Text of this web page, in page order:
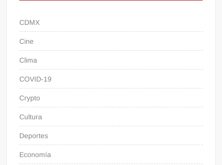
CDMX
Cine
Clima
COVID-19
Crypto
Cultura
Deportes
Economía